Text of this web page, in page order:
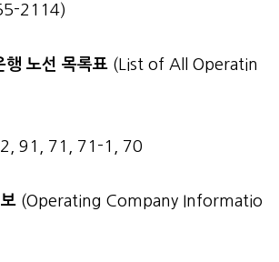
2114)
행 노선 목록표 (List of All Operatin
91, 71, 71-1, 70
(Operating Company Informatio